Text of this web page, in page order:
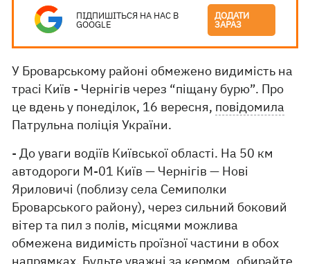
ПІДПИШІТЬСЯ НА НАС В
GOOGLE
ДОДАТИ
ЗАРАЗ
У Броварському районі обмежено видимість на
трасі Київ - Чернігів через “піщану бурю”. Про
це вдень у понеділок, 16 вересня, повідомила
Патрульна поліція України.
- До уваги водіїв Київської області. На 50 км
автодороги М-01 Київ — Чернігів — Нові
Яриловичі (поблизу села Семиполки
Броварського району), через сильний боковий
вітер та пил з полів, місцями можлива
обмежена видимість проїзної частини в обох